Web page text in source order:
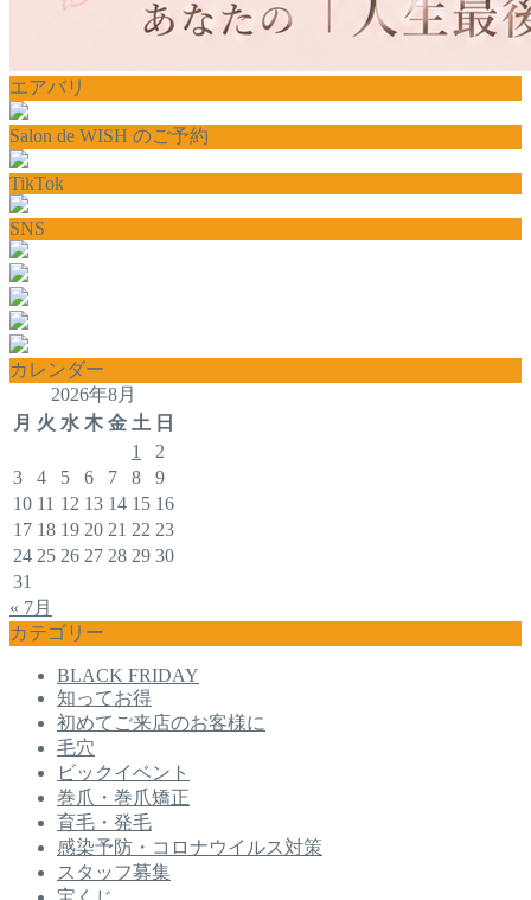
エアバリ
Salon de WISH のご予約
TikTok
SNS
カレンダー
2026年8月
月 火 水 木 金 土 日
1
2
3
4 5 6 7 8
9
10 11 12 13 14 15 16
17 18 19 20 21 22 23
24 25 26 27 28 29 30
31
« 7月
カテゴリー
BLACK FRIDAY
知ってお得
初めてご来店のお客様に
毛穴
ビックイベント
巻爪・巻爪矯正
育毛・発毛
感染予防・コロナウイルス対策
スタッフ募集